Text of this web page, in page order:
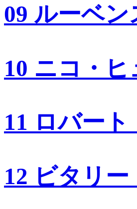
09 ルーベ
10 ニコ・
11 ロバー
12 ビタリ